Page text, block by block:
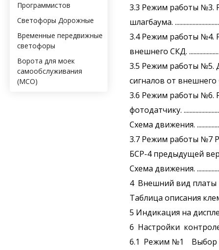
Программистов
Светофоры Дорожные
Временные передвижные
светофоры
Ворота для моек
самообслуживания
(МСО)
3.3 Режим работы №3.
шлагбаума.
3.4 Режим работы №4.
внешнего СКД.
3.5 Режим работы №5.
сигналов от внешнего СКД.
3.6 Режим работы №6.
фотодатчику.
Схема движения.
3.7 Режим работы №7
БСР-4 предыдущей
Схема движения.
4 Внешний вид платы и
Таблица описания клемм
5 Индикация на дисплее
6 Настройки контролера.
6.1 Режим №1 Выбор